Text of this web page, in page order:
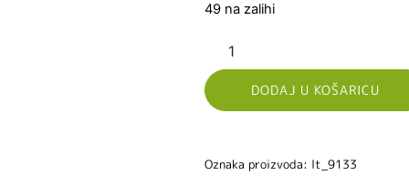
49 na zalihi
DODAJ U KOŠARICU
Oznaka proizvoda: lt_9133